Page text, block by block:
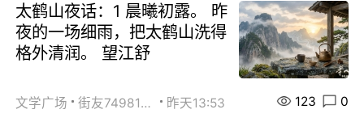
太鹤山夜话：1 晨曦初露。 昨
夜的一场细雨，把太鹤山洗得
格外清润。 望江舒
文学广场 街友74981146 昨天13:53 123 0